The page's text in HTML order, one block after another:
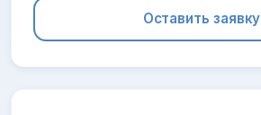
Оставить заявку